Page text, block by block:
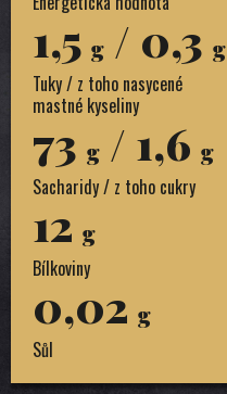
1,5 g / 0,3 g
Tuky / z toho nasycené
mastné kyseliny
73 g / 1,6 g
Sacharidy / z toho cukry
12 g
Bílkoviny
0,02 g
Sůl